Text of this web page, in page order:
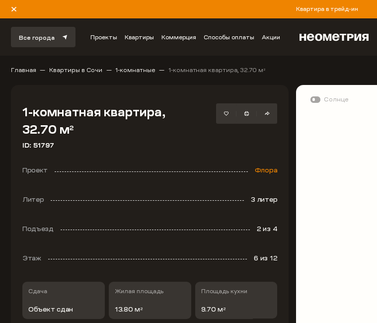
Квартира в трейд-ин
Все города Проекты Квартиры Коммерция Способы оплаты Акции
Главная Квартиры в Сочи 1-комнатные 1-комнатная квартира, 32.70 м 2
1-комнатная квартира,
32.70 м2
ID: 51797
Проект Флора
Литер 3 литер
Подъезд 2из 4
Этаж 6 из 12
Сдача
Объект сдан
Жилая площадь
13.80 м 2
Площадь кухни
9.70 м 2
Солнце